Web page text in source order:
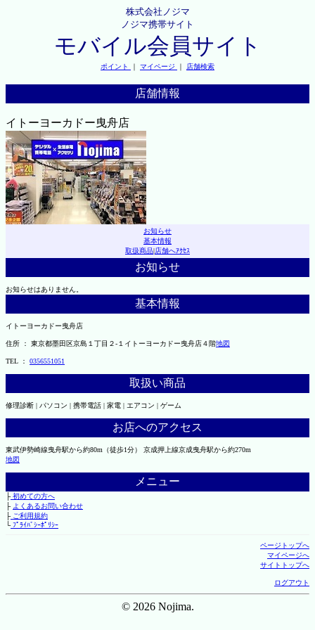
株式会社ノジマ
ノジマ携帯サイト
モバイル会員サイト
ポイント ｜ マイページ ｜ 店舗検索
店舗情報
イトーヨーカドー曳舟店
お知らせ
基本情報
取扱商品|店舗へｱｸｾｽ
お知らせ
お知らせはありません。
基本情報
イトーヨーカドー曳舟店
住所 ： 東京都墨田区京島１丁目２-１イトーヨーカドー曳舟店４階地図
TEL ： 0356551051
取扱い商品
修理診断 | パソコン | 携帯電話 | 家電 | エアコン | ゲーム
お店へのアクセス
東武伊勢崎線曳舟駅から約80m（徒歩1分） 京成押上線京成曳舟駅から約270m
地図
メニュー
├初めての方へ
├ よくあるお問い合わせ
├ご利用規約
└ﾌﾟﾗｲﾊﾞｼｰﾎﾟﾘｼｰ
ページトップへ
マイページへ
サイトトップへ
ログアウト
© 2026 Nojima.